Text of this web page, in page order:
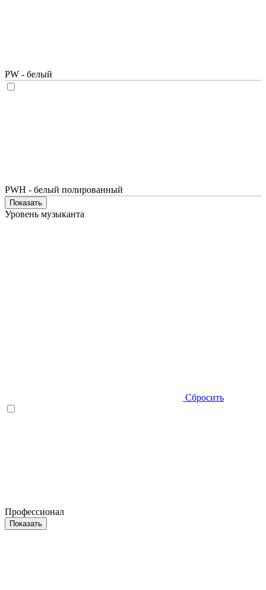
PW - белый
PWH - белый полированный
Показать
Уровень музыканта
Сбросить
Профессионал
Показать